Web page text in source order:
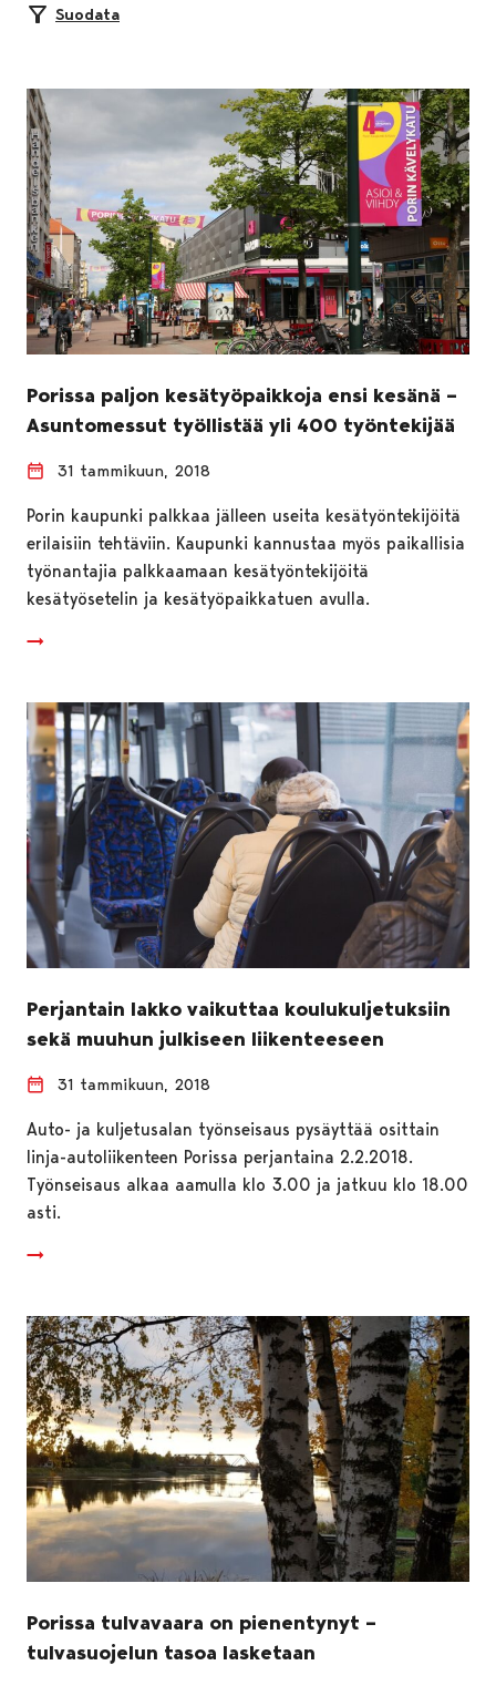
Suodata
Porissa paljon kesätyöpaikkoja ensi kesänä –
Asuntomessut työllistää yli 400 työntekijää
31 tammikuun, 2018
Porin kaupunki palkkaa jälleen useita kesätyöntekijöitä
erilaisiin tehtäviin. Kaupunki kannustaa myös paikallisia
työnantajia palkkaamaan kesätyöntekijöitä
kesätyösetelin ja kesätyöpaikkatuen avulla.
Perjantain lakko vaikuttaa koulukuljetuksiin
sekä muuhun julkiseen liikenteeseen
31 tammikuun, 2018
Auto- ja kuljetusalan työnseisaus pysäyttää osittain
linja-autoliikenteen Porissa perjantaina 2.2.2018.
Työnseisaus alkaa aamulla klo 3.00 ja jatkuu klo 18.00
asti.
Porissa tulvavaara on pienentynyt –
tulvasuojelun tasoa lasketaan